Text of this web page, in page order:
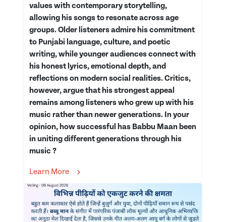
values with contemporary storytelling,
allowing his songs to resonate across age
groups. Older listeners admire his commitment
to Punjabi language, culture, and poetic
writing, while younger audiences connect with
his honest lyrics, emotional depth, and
reflections on modern social realities. Critics,
however, argue that his strongest appeal
remains among listeners who grew up with his
music rather than newer generations. In your
opinion, how successful has Babbu Maan been
in uniting different generations through his
music ?
Learn More